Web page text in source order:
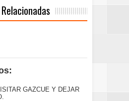
GAZCUE Y DEJAR